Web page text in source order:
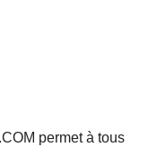
permet à tous